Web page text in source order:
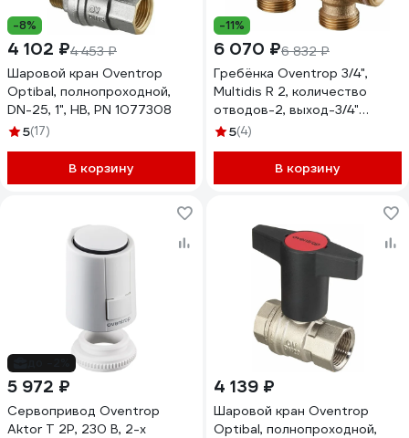
-8%
4 102 ₽4 453 ₽
Шаровой кран Oventrop
Optibal, полнопроходной,
DN-25, 1", НВ, PN 1077308
5(17)
В корзину
-11%
6 070 ₽6 832 ₽
Гребёнка Oventrop 3/4",
Multidis R 2, количество
отводов-2, выход-3/4"
4200552
5(4)
В корзину
5 972 ₽
Сервопривод Oventrop
Aktor T 2P, 230 В, 2-х
4 139 ₽
Шаровой кран Oventrop
Optibal, полнопроходной,